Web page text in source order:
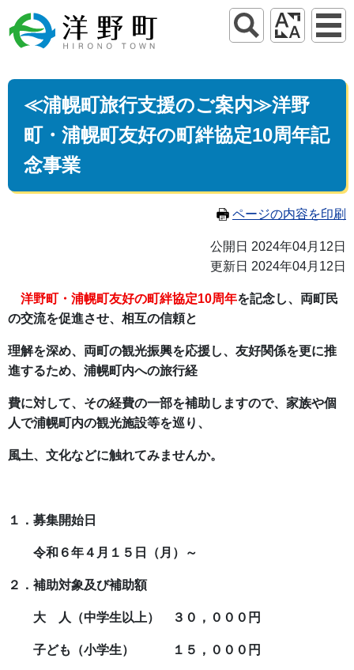
≪浦幌町旅行支援のご案内≫洋野
町・浦幌町友好の町絆協定10周年記
念事業
ページの内容を印刷
公開日 2024年04月12日
更新日 2024年04月12日
洋野町・浦幌町友好の町絆協定10周年を記念し、両町民
の交流を促進させ、相互の信頼と
理解を深め、両町の観光振興を応援し、友好関係を更に推
進するため、浦幌町内への旅行経
費に対して、その経費の一部を補助しますので、家族や個
人で浦幌町内の観光施設等を巡り、​
風土、文化などに触れてみませんか。
１．募集開始日
令和６年４月１５日（月）～
２．補助対象及び補助額
大 人（中学生以上） ３０，０００円
子ども（小学生） １５，０００円